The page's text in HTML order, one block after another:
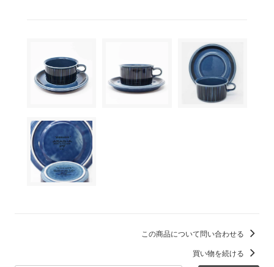
この商品について問い合わせる
買い物を続ける